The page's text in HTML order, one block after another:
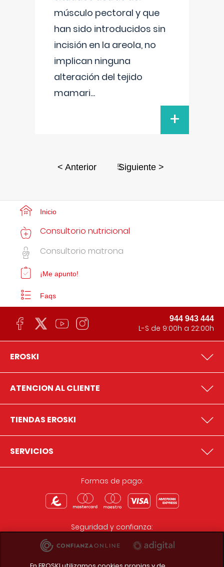
músculo pectoral y que
han sido introducidos sin
incisión en la areola, no
implican ninguna
alteración del tejido
mamari...
+
< Anterior 5
Siguiente >
Inicio
Consultorio nutricional
Consultorio matrona
¡Me apunto!
Faqs
944 943 444
L-S de 9:00h a 22:00h
EROSKI
ATENCION AL CLIENTE
TIENDAS EROSKI
SERVICIOS
Formas de pago:
Seguridad y confianza: